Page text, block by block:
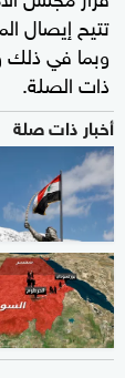
تتيح إيصال
وبما في ذلك
ذات الصلة.
أخبار ذات صلة